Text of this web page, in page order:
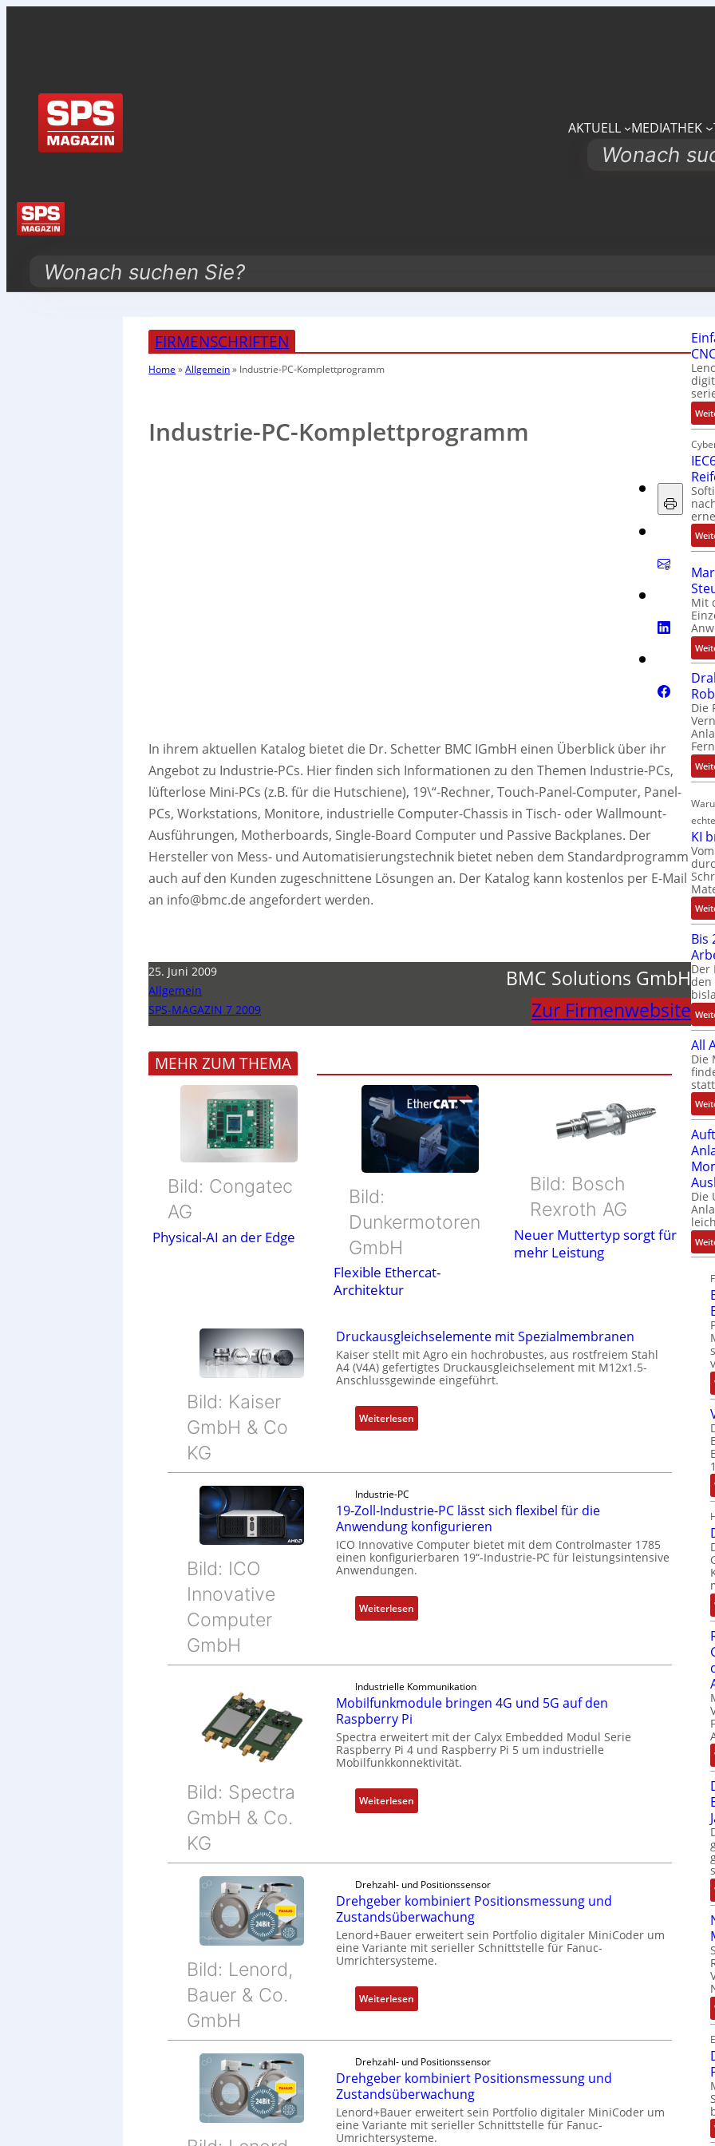
AKTUELL MEDIATHEK
Search
Search
FIRMENSCHRIFTEN
Home »Allgemein» Industrie-PC-Komplettprogramm
Industrie-PC-Komplettprogramm
In ihrem aktuellen Katalog bietet die Dr. Schetter BMC IGmbH einen Überblick über ihr
Angebot zu Industrie-PCs. Hier finden sich Informationen zu den Themen Industrie-PCs,
lüfterlose Mini-PCs (z.B. für die Hutschiene), 19\“-Rechner, Touch-Panel-Computer, Panel-
PCs, Workstations, Monitore, industrielle Computer-Chassis in Tisch- oder Wallmount-
Ausführungen, Motherboards, Single-Board Computer und Passive Backplanes. Der
Hersteller von Mess- und Automatisierungstechnik bietet neben dem Standardprogramm
auch auf den Kunden zugeschnittene Lösungen an. Der Katalog kann kostenlos per E-Mail
an info@bmc.de angefordert werden.
25. Juni 2009
Allgemein
SPS-MAGAZIN 7 2009
BMC Solutions GmbH
Zur Firmenwebsite
MEHR ZUM THEMA
Bild: Congatec
AG
Physical-AI an der Edge
Bild:
Dunkermotoren
GmbH
Flexible Ethercat-
Architektur
Bild: Bosch
Rexroth AG
Neuer Muttertyp sorgt für
mehr Leistung
Bild: Kaiser
GmbH & Co
KG
Druckausgleichselemente mit Spezialmembranen
Kaiser stellt mit Agro ein hochrobustes, aus rostfreiem Stahl
A4 (V4A) gefertigtes Druckausgleichselement mit M12x1.5-
Anschlussgewinde eingeführt.
Weiterlesen:
D
a
u
s
g
e
i
s
e
l
m
e
n
t
e
p
e
z
i
a
m
e
b
n
Bild: ICO
Innovative
Computer
GmbH
Industrie-PC
19-Zoll-Industrie-PC lässt sich flexibel für die
Anwendung konfigurieren
ICO Innovative Computer bietet mit dem Controlmaster 1785
einen konfigurierbaren 19“-Industrie-PC für leistungsintensive
Anwendungen.
Weiterlesen:
1
o
l
-
I
d
u
e
-
P
C
l
s
s
i
c
h
f
l
Bild: Spectra
GmbH & Co.
KG
Industrielle Kommunikation
Mobilfunkmodule bringen 4G und 5G auf den
Raspberry Pi
Spectra erweitert mit der Calyx Embedded Modul Serie
Raspberry Pi 4 und Raspberry Pi 5 um industrielle
Mobilfunkkonnektivität.
Weiterlesen:
M
i
l
f
u
n
k
m
o
d
b
r
i
n
g
Bild: Lenord,
Bauer & Co.
GmbH
Drehzahl- und Positionssensor
Drehgeber kombiniert Positionsmessung und
Zustandsüberwachung
Lenord+Bauer erweitert sein Portfolio digitaler MiniCoder um
eine Variante mit serieller Schnittstelle für Fanuc-
Umrichtersysteme.
Weiterlesen:
D
h
g
e
b
e
Drehzahl- und Positionssensor
Drehgeber kombiniert Positionsmessung und
Zustandsüberwachung
Lenord+Bauer erweitert sein Portfolio digitaler MiniCoder um
eine Variante mit serieller Schnittstelle für Fanuc-
Umrichtersysteme.
Mit
Die
KI
Bis
Der
den
All
Die
Die